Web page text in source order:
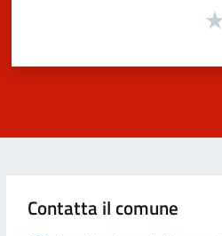
Contatta il comune